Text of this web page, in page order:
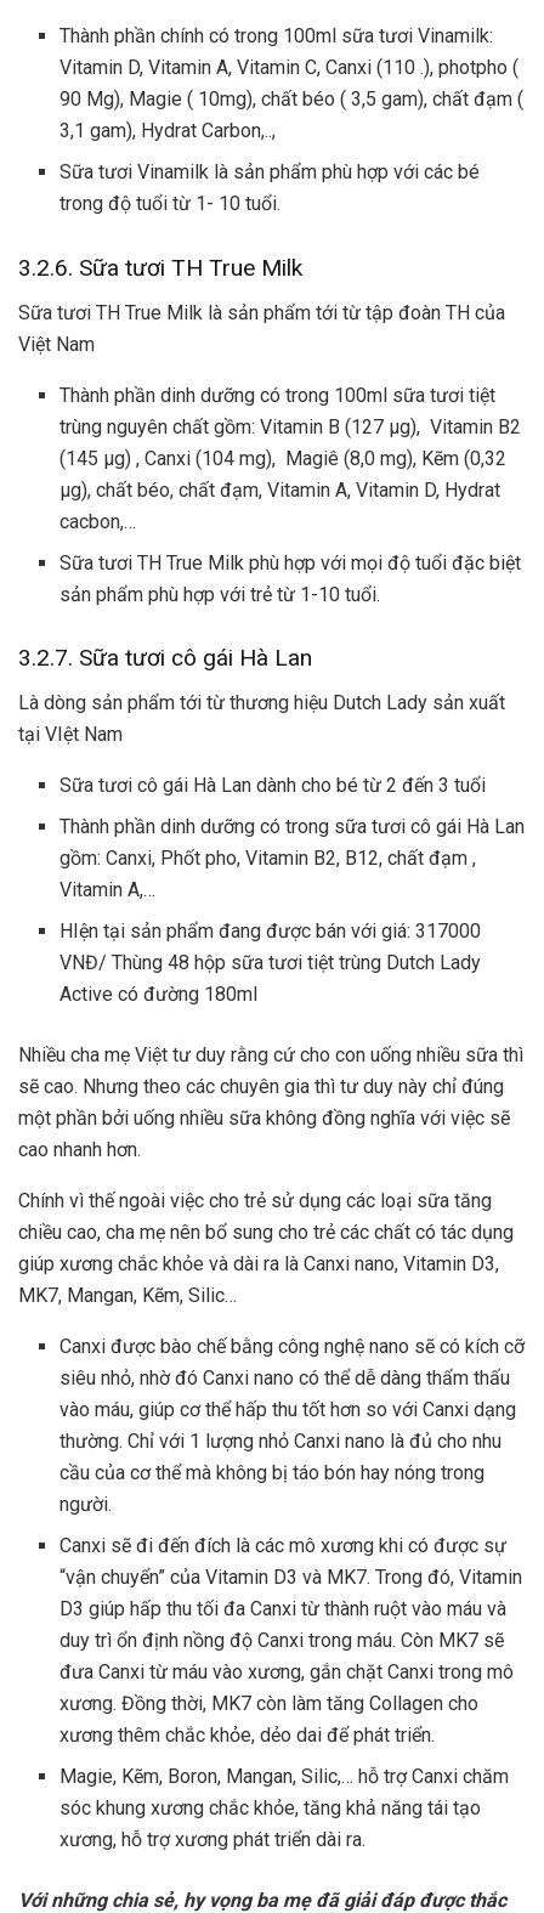
Thành phần chính có trong 100ml sữa tươi Vinamilk:
Vitamin D, Vitamin A, Vitamin C, Canxi (110 .), photpho (
90 Mg), Magie ( 10mg), chất béo ( 3,5 gam), chất đạm (
3,1 gam), Hydrat Carbon,..,
Sữa tươi Vinamilk là sản phẩm phù hợp với các bé
trong độ tuổi từ 1- 10 tuổi.
3.2.6. Sữa tươi TH True Milk
Sữa tươi TH True Milk là sản phẩm tới từ tập đoàn TH của
Việt Nam
Thành phần dinh dưỡng có trong 100ml sữa tươi tiệt
trùng nguyên chất gồm: Vitamin B (127 µg), Vitamin B2
(145 µg) , Canxi (104 mg), Magiê (8,0 mg), Kẽm (0,32
µg), chất béo, chất đạm, Vitamin A, Vitamin D, Hydrat
cacbon,…
Sữa tươi TH True Milk phù hợp với mọi độ tuổi đặc biệt
sản phẩm phù hợp với trẻ từ 1-10 tuổi.
3.2.7. Sữa tươi cô gái Hà Lan
Là dòng sản phẩm tới từ thương hiệu Dutch Lady sản xuất
tại VIệt Nam
Sữa tươi cô gái Hà Lan dành cho bé từ 2 đến 3 tuổi
Thành phần dinh dưỡng có trong sữa tươi cô gái Hà Lan
gồm: Canxi, Phốt pho, Vitamin B2, B12, chất đạm ,
Vitamin A,…
HIện tại sản phẩm đang được bán với giá: 317000
VNĐ/ Thùng 48 hộp sữa tươi tiệt trùng Dutch Lady
Active có đường 180ml
Nhiều cha mẹ Việt tư duy rằng cứ cho con uống nhiều sữa thì
sẽ cao. Nhưng theo các chuyên gia thì tư duy này chỉ đúng
một phần bởi uống nhiều sữa không đồng nghĩa với việc sẽ
cao nhanh hơn.
Chính vì thế ngoài việc cho trẻ sử dụng các loại sữa tăng
chiều cao, cha mẹ nên bổ sung cho trẻ các chất có tác dụng
giúp xương chắc khỏe và dài ra là Canxi nano, Vitamin D3,
MK7, Mangan, Kẽm, Silic…
Canxi được bào chế bằng công nghệ nano sẽ có kích cỡ
siêu nhỏ, nhờ đó Canxi nano có thể dễ dàng thẩm thấu
vào máu, giúp cơ thể hấp thu tốt hơn so với Canxi dạng
thường. Chỉ với 1 lượng nhỏ Canxi nano là đủ cho nhu
cầu của cơ thể mà không bị táo bón hay nóng trong
người.
Canxi sẽ đi đến đích là các mô xương khi có được sự
“vận chuyển” của Vitamin D3 và MK7. Trong đó, Vitamin
D3 giúp hấp thu tối đa Canxi từ thành ruột vào máu và
duy trì ổn định nồng độ Canxi trong máu. Còn MK7 sẽ
đưa Canxi từ máu vào xương, gắn chặt Canxi trong mô
xương. Đồng thời, MK7 còn làm tăng Collagen cho
xương thêm chắc khỏe, dẻo dai để phát triển.
Magie, Kẽm, Boron, Mangan, Silic,… hỗ trợ Canxi chăm
sóc khung xương chắc khỏe, tăng khả năng tái tạo
xương, hỗ trợ xương phát triển dài ra.
Với những chia sẻ, hy vọng ba mẹ đã giải đáp được thắc